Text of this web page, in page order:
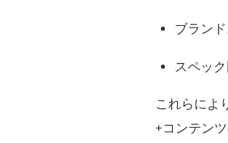
ブラン
スペッ
これらによ
+コンテン